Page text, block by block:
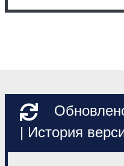
| История